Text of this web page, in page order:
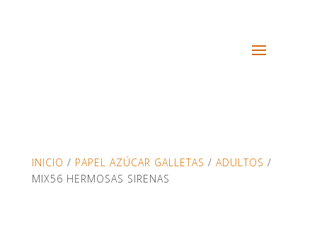
INICIO / PAPEL AZÚCAR GALLETAS / ADULTOS /
MIX56 HERMOSAS SIRENAS